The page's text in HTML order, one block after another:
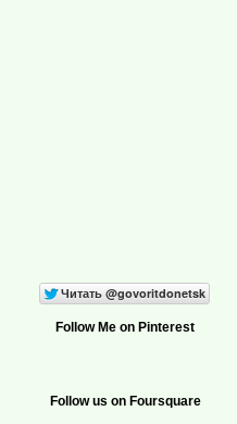
Follow Me on Pinterest
Follow us on Foursquare